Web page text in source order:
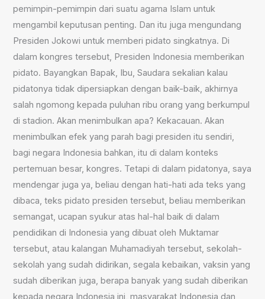
pemimpin-pemimpin dari suatu agama Islam untuk
mengambil keputusan penting. Dan itu juga mengundang
Presiden Jokowi untuk memberi pidato singkatnya. Di
dalam kongres tersebut, Presiden Indonesia memberikan
pidato. Bayangkan Bapak, Ibu, Saudara sekalian kalau
pidatonya tidak dipersiapkan dengan baik-baik, akhirnya
salah ngomong kepada puluhan ribu orang yang berkumpul
di stadion. Akan menimbulkan apa? Kekacauan. Akan
menimbulkan efek yang parah bagi presiden itu sendiri,
bagi negara Indonesia bahkan, itu di dalam konteks
pertemuan besar, kongres. Tetapi di dalam pidatonya, saya
mendengar juga ya, beliau dengan hati-hati ada teks yang
dibaca, teks pidato presiden tersebut, beliau memberikan
semangat, ucapan syukur atas hal-hal baik di dalam
pendidikan di Indonesia yang dibuat oleh Muktamar
tersebut, atau kalangan Muhamadiyah tersebut, sekolah-
sekolah yang sudah didirikan, segala kebaikan, vaksin yang
sudah diberikan juga, berapa banyak yang sudah diberikan
kepada negara Indonesia ini, masyarakat Indonesia dan